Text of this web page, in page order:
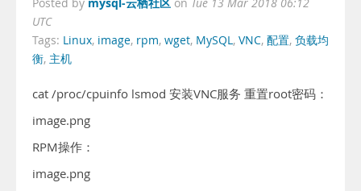
Posted by on Tue 13 Mar 2018 06:12
UTC
Tags: Linux, image, rpm, wget, MySQL, VNC, 配置, 负载均
衡, 主机
cat /proc/cpuinfo lsmod 安装VNC服务 重置root密码：
image.png
RPM操作：
image.png